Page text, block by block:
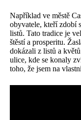
Například ve městě
obyvatele, kteří zdobí
listů. Tato tradice je
štěstí a prosperitu.
dokázali z listů a
ulice, kde se konaly
toho, že jsem na